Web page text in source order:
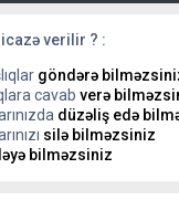
verilir ? :
göndərə
cavab verə
düzəliş edə
silə bilməzsiniz
bilməzsiniz